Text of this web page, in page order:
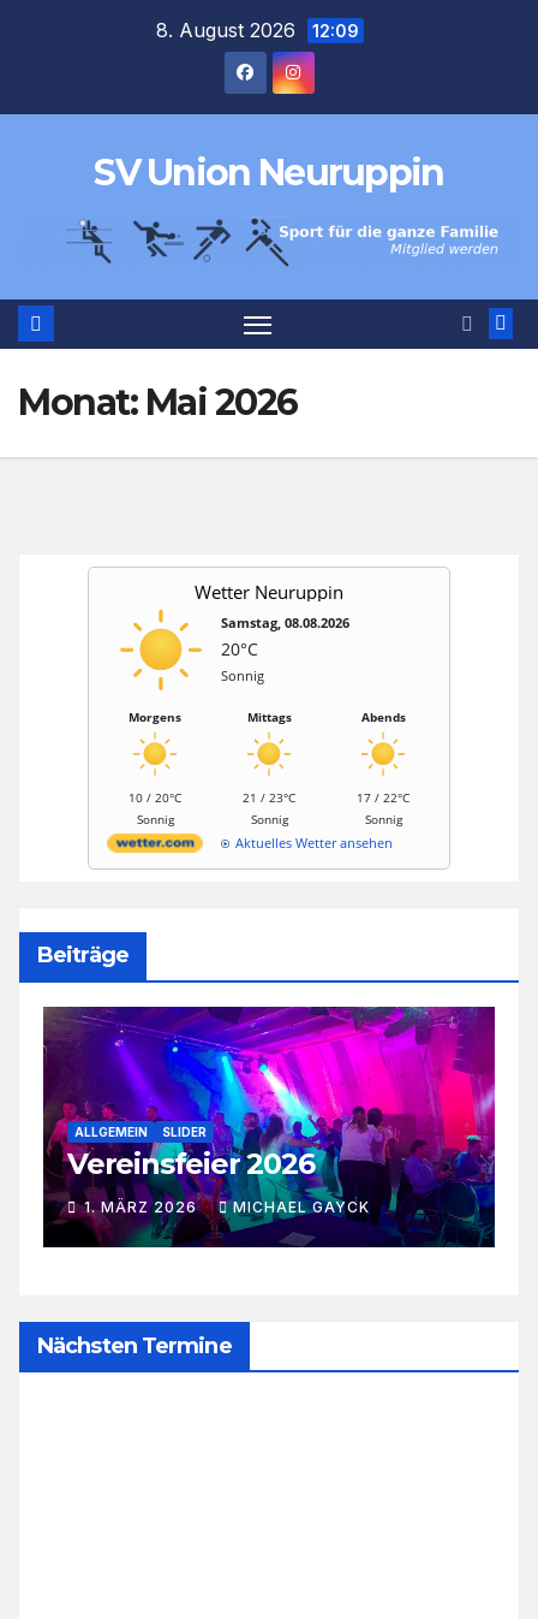
8. August 2026 12:09
SV Union Neuruppin
Monat: Mai 2026
Wetter Neuruppin
Samstag, 08.08.2026
20°C
Sonnig
Morgens
10 / 20°C
Sonnig
Mittags
21 / 23°C
Sonnig
Abends
17 / 22°C
Sonnig
Aktuelles Wetter ansehen
Beiträge
ALLGEMEIN SLIDER
Vereinsfeier 2026
1. MÄRZ 2026 MICHAEL GAYCK
Nächsten Termine